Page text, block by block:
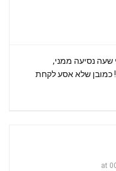
נסיעה ממני,
כמובן שלא אסע לקחת